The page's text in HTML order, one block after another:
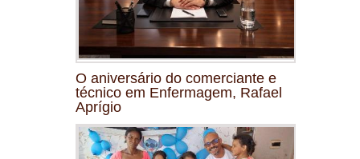
O aniversário do comerciante e
técnico em Enfermagem, Rafael
Aprígio